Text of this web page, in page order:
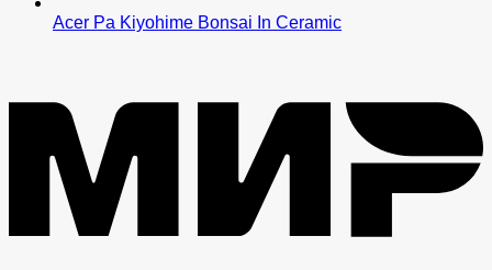
Acer Pa Kiyohime Bonsai In Ceramic